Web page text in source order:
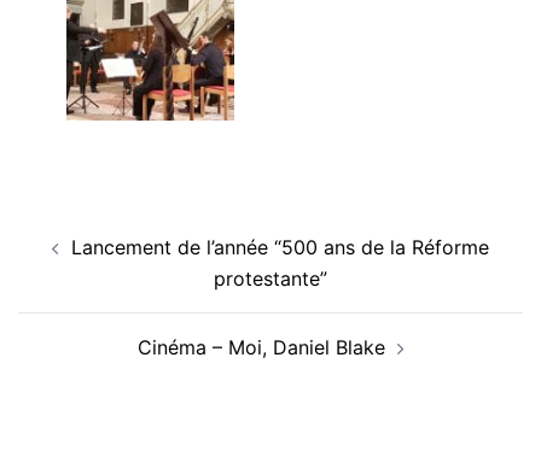
d’article
Lancement de l’année “500 ans de la Réforme
protestante”
Cinéma – Moi, Daniel Blake